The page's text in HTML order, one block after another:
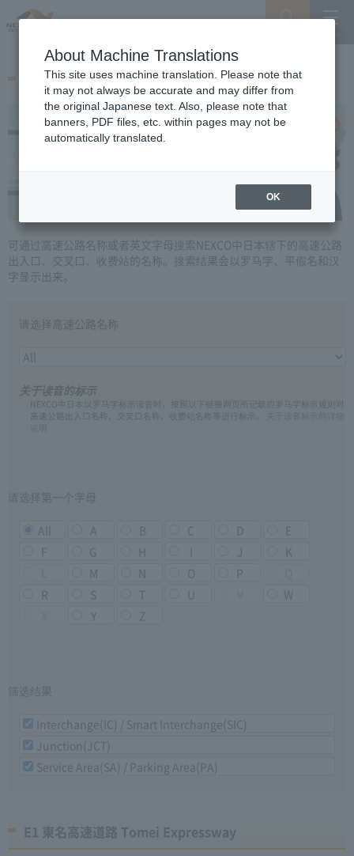
以罗马字搜索设施名称
可通过高速公路名称或者英文字母搜索NEXCO中日本辖下的高速公路
出入口、交叉口、收费站的名称。搜索结果会以罗马字、平假名和汉
字显示出来。
请选择高速公路名称
关于读音的标示
NEXCO中日本以罗马字标示读音时，按照以下链接网页所记载的罗马字标示规则对
All A B C D
E
F
G J
K
M N O P
R
S T U
W
Y Z
Interchange(IC) / Smart Interchange(SIC)
Junction(JCT)
Service Area(SA) / Parking Area(PA)
E1 東名高速道路 Tomei Expressway
About Machine Translations
This site uses machine translation. Please note that
it may not always be accurate and may differ from
the original Japanese text. Also, please note that
banners, PDF files, etc. within pages may not be
automatically translated.
OK